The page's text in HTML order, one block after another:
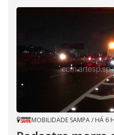
MOBILIDADE SAMPA/ HÁ 6